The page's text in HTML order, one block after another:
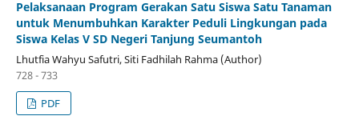
Pelaksanaan Program Gerakan Satu Siswa Satu Tanaman
untuk Menumbuhkan Karakter Peduli Lingkungan pada
Siswa Kelas V SD Negeri Tanjung Seumantoh
Lhutfia Wahyu Safutri, Siti Fadhilah Rahma (Author)
728 - 733
PDF